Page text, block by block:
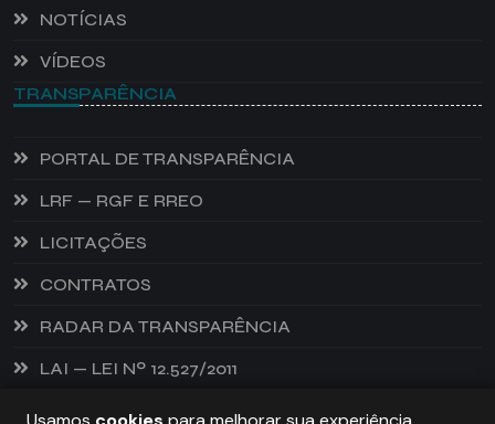
NOTÍCIAS
VÍDEOS
TRANSPARÊNCIA
PORTAL DE TRANSPARÊNCIA
LRF — RGF E RREO
LICITAÇÕES
CONTRATOS
RADAR DA TRANSPARÊNCIA
LAI — LEI Nº 12.527/2011